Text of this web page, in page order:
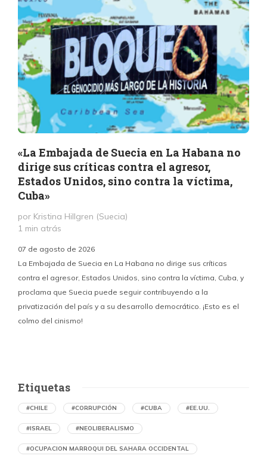
«La Embajada de Suecia en La Habana no
dirige sus críticas contra el agresor,
Estados Unidos, sino contra la víctima,
Cuba»
por Kristina Hillgren (Suecia)
1 min atrás
07 de agosto de 2026
La Embajada de Suecia en La Habana no dirige sus críticas
contra el agresor, Estados Unidos, sino contra la víctima, Cuba, y
proclama que Suecia puede seguir contribuyendo a la
privatización del país y a su desarrollo democrático. ¡Esto es el
colmo del cinismo!
Etiquetas
#CHILE #CORRUPCIÓN #CUBA #EE.UU.
#ISRAEL #NEOLIBERALISMO
#OCUPACION MARROQUI DEL SAHARA OCCIDENTAL